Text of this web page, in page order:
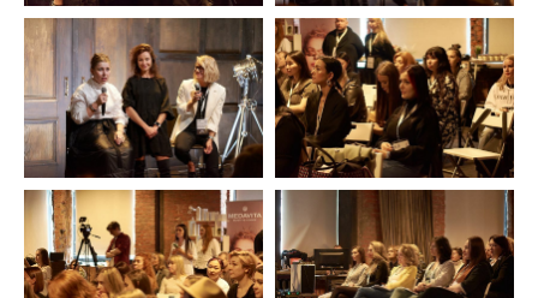
Почта:
info@ate-community.com
Тел.:
+7 926 604 59 56
мы в Instagram*.:
@ate_community